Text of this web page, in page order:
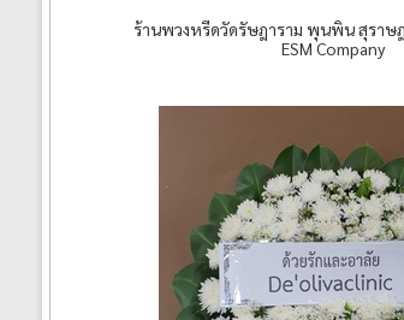
ร้านพวงหรีดวัดรัษฎาราม พุนพิน สุราษ
ESM Company